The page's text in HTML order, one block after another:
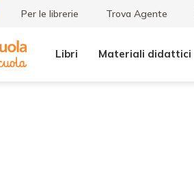
Per le librerie Trova Agente
Libri Materiali didattici